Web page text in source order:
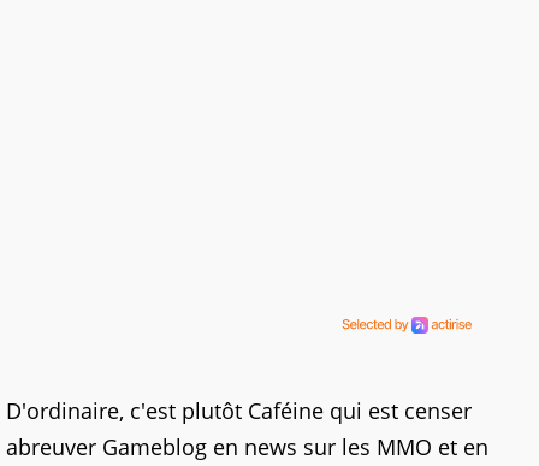
D'ordinaire, c'est plutôt Caféine qui est censer
abreuver Gameblog en news sur les MMO et en